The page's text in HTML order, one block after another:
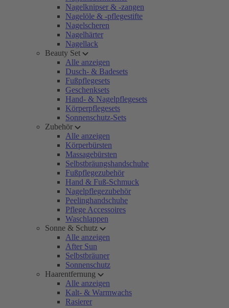
Nagelknipser & -zangen
Nagelöle & -pflegestifte
Nagelscheren
Nagelhärter
Nagellack
Beauty Set
Alle anzeigen
Dusch- & Badesets
Fußpflegesets
Geschenksets
Hand- & Nagelpflegesets
Körperpflegesets
Sonnenschutz-Sets
Zubehör
Alle anzeigen
Körperbürsten
Massagebürsten
Selbstbräungshandschuhe
Fußpflegezubehör
Hand & Fuß-Schmuck
Nagelpflegezubehör
Peelinghandschuhe
Pflege Accessoires
Waschlappen
Sonne & Schutz
Alle anzeigen
After Sun
Selbstbräuner
Sonnenschutz
Haarentfernung
Alle anzeigen
Kalt- & Warmwachs
Rasierer